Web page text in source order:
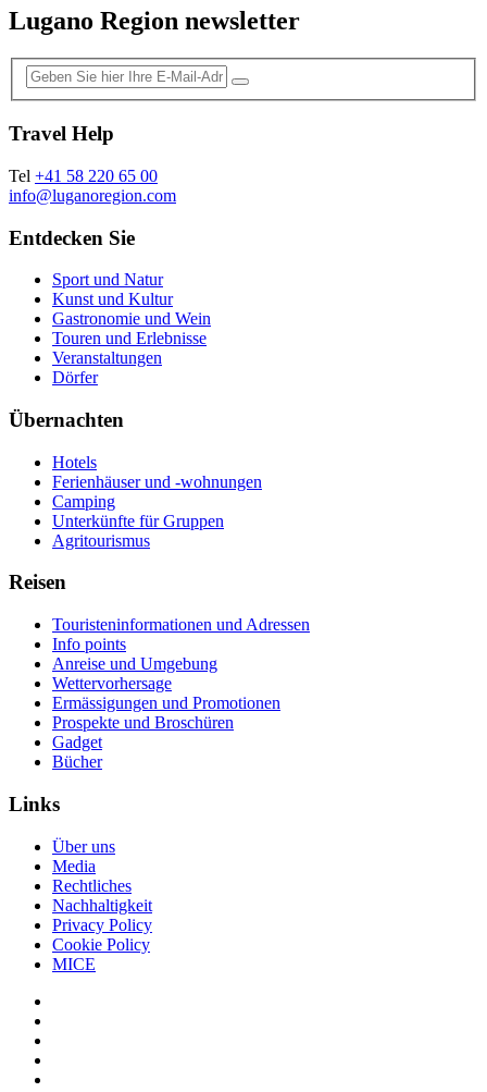
Lugano Region newsletter
Travel Help
Tel +41 58 220 65 00
info@luganoregion.com
Entdecken Sie
Sport und Natur
Kunst und Kultur
Gastronomie und Wein
Touren und Erlebnisse
Veranstaltungen
Dörfer
Übernachten
Hotels
Ferienhäuser und -wohnungen
Camping
Unterkünfte für Gruppen
Agritourismus
Reisen
Touristeninformationen und Adressen
Info points
Anreise und Umgebung
Wettervorhersage
Ermässigungen und Promotionen
Prospekte und Broschüren
Gadget
Bücher
Links
Über uns
Media
Rechtliches
Nachhaltigkeit
Privacy Policy
Cookie Policy
MICE